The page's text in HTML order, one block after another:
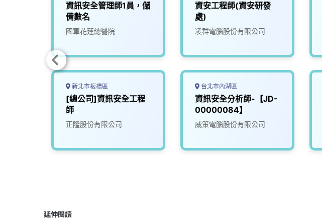
資訊安全管理師1員，儲
備數名
國軍花蓮總醫院
新北市板橋區
[總公司]資訊安全工程
師
正隆股份有限公司
資安工程師(資安研發
處)
凌群電腦股份有限公司
台北市內湖區
資訊安全分析師-【JD-
00000084】
威策電腦股份有限公司
延伸閱讀